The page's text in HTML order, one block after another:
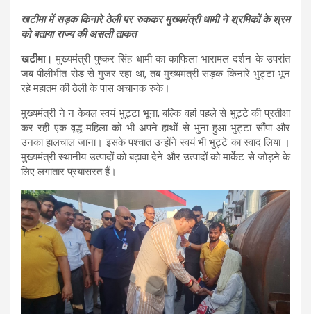
खटीमा में सड़क किनारे ठेली पर रुककर मुख्यमंत्री धामी ने श्रमिकों के श्रम
को बताया राज्य की असली ताकत
खटीमा। मुख्यमंत्री पुष्कर सिंह धामी का काफिला भारामल दर्शन के उपरांत
जब पीलीभीत रोड से गुजर रहा था, तब मुख्यमंत्री सड़क किनारे भुट्टा भून
रहे महातम की ठेली के पास अचानक रुके।
मुख्यमंत्री ने न केवल स्वयं भुट्टा भूना, बल्कि वहां पहले से भुट्टे की प्रतीक्षा
कर रही एक वृद्ध महिला को भी अपने हाथों से भुना हुआ भुट्टा सौंपा और
उनका हालचाल जाना। इसके पश्चात उन्होंने स्वयं भी भुट्टे का स्वाद लिया ।
मुख्यमंत्री स्थानीय उत्पादों को बढ़ावा देने और उत्पादों को मार्केट से जोड़ने के
लिए लगातार प्रयासरत हैं।